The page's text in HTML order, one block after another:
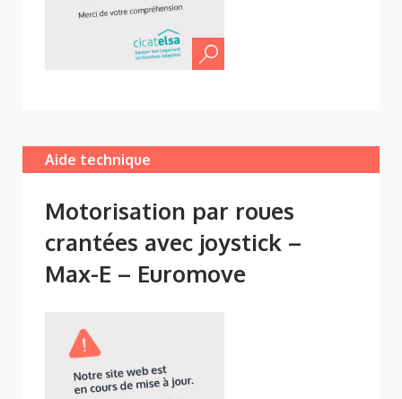
Aide technique
Motorisation par roues
crantées avec joystick –
Max-E – Euromove